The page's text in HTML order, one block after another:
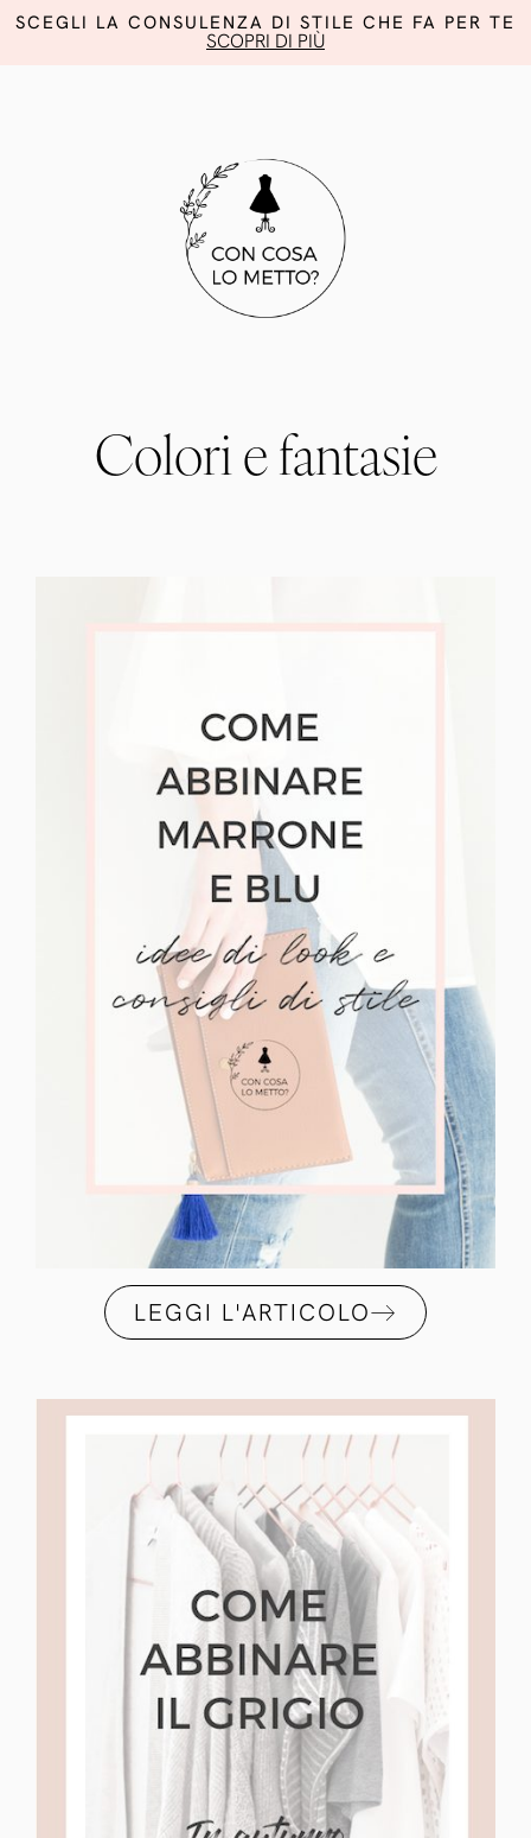
SCEGLI LA CONSULENZA DI STILE CHE FA PER TE
SCOPRI DI PIÙ
Colori e fantasie
LEGGI L'ARTICOLO